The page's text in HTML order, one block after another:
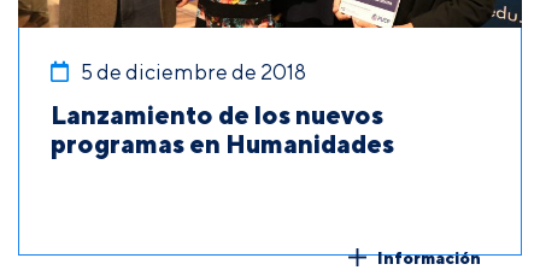
5 de diciembre de 2018
Lanzamiento de los nuevos
programas en Humanidades
Información